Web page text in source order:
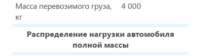
Масса перевозимого груза,
кг
4 000
Распределение нагрузки автомобиля
полной массы